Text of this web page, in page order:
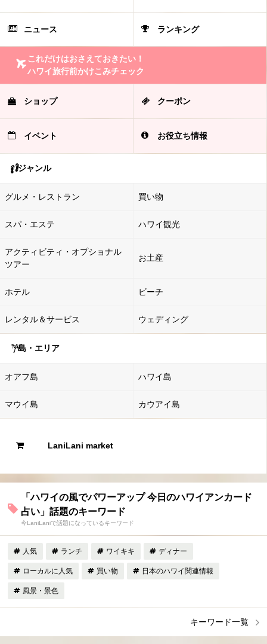
ニュース ランキング
これだけはおさえておきたい！
ハワイ旅行前かけこみチェック
ショップ クーポン
イベント お役立ち情報
ジャンル
グルメ・レストラン 買い物
スパ・エステ ハワイ観光
アクティビティ・オプショナル
ツアー
お土産
ホテル ビーチ
レンタル＆サービス ウェディング
島・エリア
オアフ島 ハワイ島
マウイ島 カウアイ島
LaniLani market
「ハワイの風でパワーアップ 今日のハワイアンカード
占い」話題のキーワード
今LaniLaniで話題になっているキーワード
人気 ランチ ワイキキ ディナー
ローカルに人気 買い物 日本のハワイ関連情報
風景・景色
キーワード一覧